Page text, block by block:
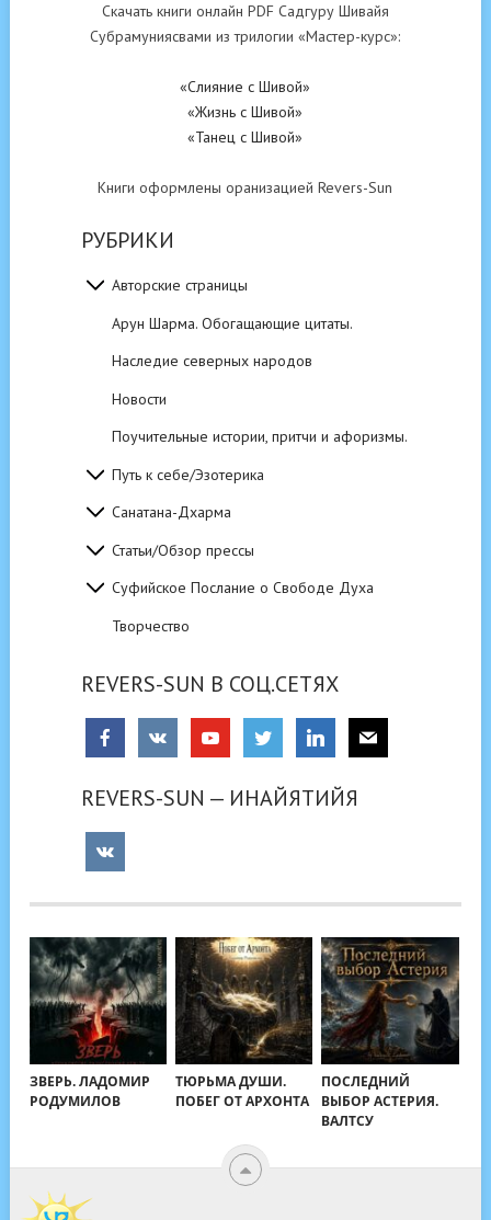
Скачать книги онлайн PDF Садгуру Шивайя
Субрамуниясвами из трилогии «Мастер-курс»:
«Слияние с Шивой»
«Жизнь с Шивой»
«Танец с Шивой»
Книги оформлены оранизацией Revers-Sun
РУБРИКИ
Авторские страницы
Арун Шарма. Обогащающие цитаты.
Наследие северных народов
Новости
Поучительные истории, притчи и афоризмы.
Путь к себе/Эзотерика
Санатана-Дхарма
Статьи/Обзор прессы
Суфийское Послание о Свободе Духа
Творчество
REVERS-SUN В СОЦ.СЕТЯХ
REVERS-SUN — ИНАЙЯТИЙЯ
ЗВЕРЬ. ЛАДОМИР
РОДУМИЛОВ
ТЮРЬМА ДУШИ.
ПОБЕГ ОТ АРХОНТА
ПОСЛЕДНИЙ
ВЫБОР АСТЕРИЯ.
ВАЛТСУ